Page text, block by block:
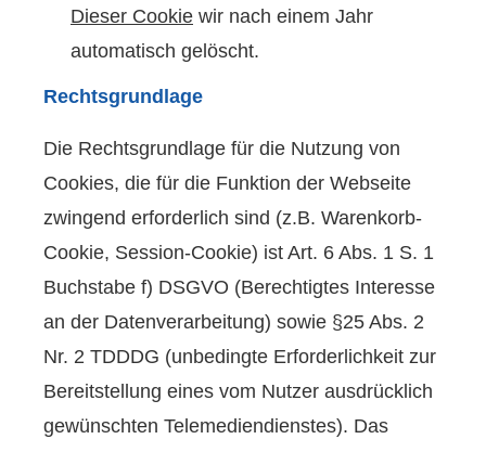
Dieser Cookie wir nach einem Jahr
automatisch gelöscht.
Rechtsgrundlage
Die Rechtsgrundlage für die Nutzung von
Cookies, die für die Funktion der Webseite
zwingend erforderlich sind (z.B. Warenkorb-
Cookie, Session-Cookie) ist Art. 6 Abs. 1 S. 1
Buchstabe f) DSGVO (Berechtigtes Interesse
an der Datenverarbeitung) sowie §25 Abs. 2
Nr. 2 TDDDG (unbedingte Erforderlichkeit zur
Bereitstellung eines vom Nutzer ausdrücklich
gewünschten Telemediendienstes). Das